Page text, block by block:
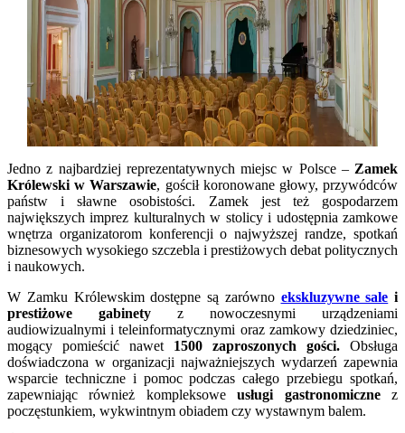
Jedno z najbardziej reprezentatywnych miejsc w Polsce – Zamek
Królewski w Warszawie, gościł koronowane głowy, przywódców
państw i sławne osobistości. Zamek jest też gospodarzem
największych imprez kulturalnych w stolicy i udostępnia zamkowe
wnętrza organizatorom konferencji o najwyższej randze, spotkań
biznesowych wysokiego szczebla i prestiżowych debat politycznych
i naukowych.
W Zamku Królewskim dostępne są zarówno ekskluzywne sale i
prestiżowe gabinety z nowoczesnymi urządzeniami
audiowizualnymi i teleinformatycznymi oraz zamkowy dziedziniec,
mogący pomieścić nawet 1500 zaproszonych gości. Obsługa
doświadczona w organizacji najważniejszych wydarzeń zapewnia
wsparcie techniczne i pomoc podczas całego przebiegu spotkań,
zapewniając również kompleksoweusługi gastronomicznez
poczęstunkiem, wykwintnym obiadem czy wystawnym balem.